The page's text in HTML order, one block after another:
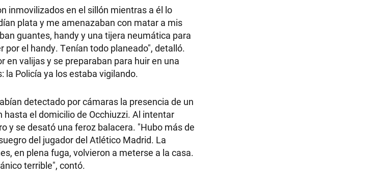
inmovilizados en el sillón mientras a él lo
plata y me amenazaban con matar a mis
guantes, handy y una tijera neumática para
por el handy. Tenían todo planeado", detalló.
valijas y se preparaban para huir en una
la Policía ya los estaba vigilando.
detectado por cámaras la presencia de un
el domicilio de Occhiuzzi. Al intentar
y se desató una feroz balacera. "Hubo más de
del jugador del Atlético Madrid. La
en plena fuga, volvieron a meterse a la casa.
terrible", contó.